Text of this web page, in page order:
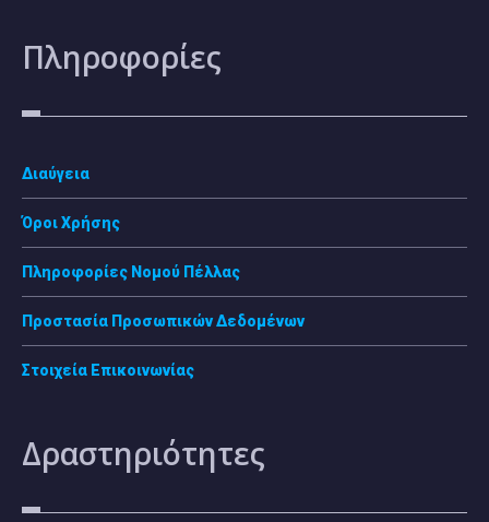
Πληροφορίες
Διαύγεια
Όροι Χρήσης
Πληροφορίες Νομού Πέλλας
Προστασία Προσωπικών Δεδομένων
Στοιχεία Επικοινωνίας
Δραστηριότητες